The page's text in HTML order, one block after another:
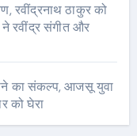
रवींद्रनाथ ठाकुर को
ने रवींद्र संगीत और
का संकल्प, आजसू युवा
को घेरा